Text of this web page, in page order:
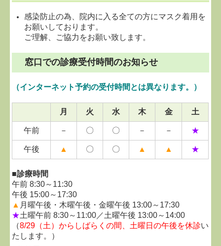
感染防止の為、院内に入る全ての方にマスク着用を
お願いしております。
ご理解、ご協力をお願い致します。
窓口での診療受付時間のお知らせ
（インターネット予約の受付時間とは異なります。）
月 火 水 木 金 土
午前 － 〇 〇 － － ★
午後 ▲ 〇 〇 ▲ ▲ ★
■診療時間
午前 8:30～11:30
午後 15:00～17:30
▲ 月曜午後・木曜午後・金曜午後 13:00～17:30
★土曜午前 8:30～11:00／土曜午後 13:00～14:00
（8/29（土）からしばらくの間、土曜日の午後を休診い
たします。）